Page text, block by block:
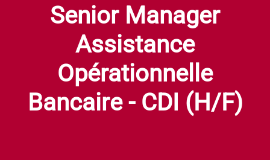
Senior Manager
Assistance
Opérationnelle
Bancaire - CDI (H/F)